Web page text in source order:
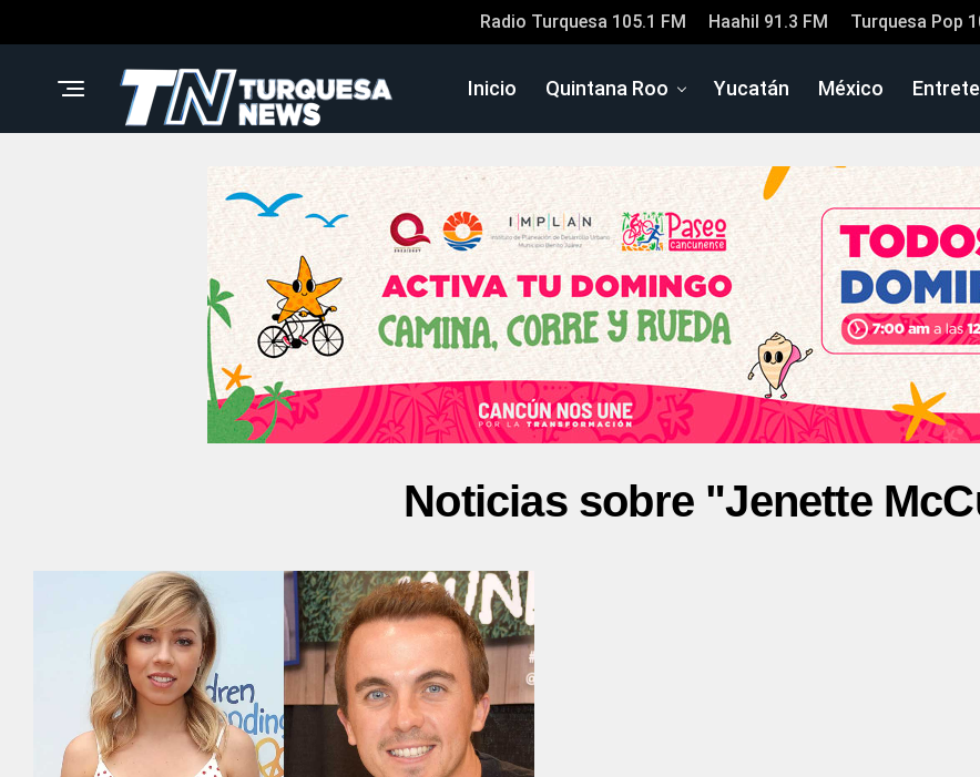
Radio Turquesa 105.1 FM Haahil 91.3 FM Turquesa Pop
Inicio Quintana Roo Yucatán México
Noticias sobre "Jenette